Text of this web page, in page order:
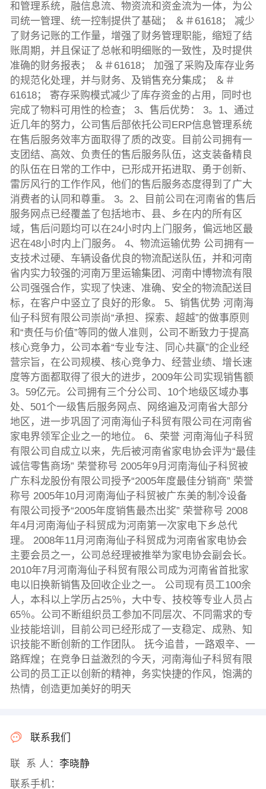
和管理系统，融信息流、物资流和资金流为一体，为公
司统一管理、统一控制提供了基础； ＆＃61618； 减少
了财务记账的工作量，增强了财务管理职能，缩短了结
账周期，并且保证了总帐和明细账的一致性，及时提供
准确的财务报表； ＆＃61618； 加强了采购及库存业务
的规范化处理，并与财务、及销售充分集成； ＆＃
61618； 寄存采购模式减少了库存资金的占用，同时也
完成了物料可用性的检查； 3、售后优势： 3。1、通过
近几年的努力，公司售后部依托公司ERP信息管理系统
在售后服务效率方面取得了质的改变。目前公司拥有一
支团结、高效、负责任的售后服务队伍，这支装备精良
的队伍在日常的工作中，已形成开拓进取、勇于创新、
雷厉风行的工作作风，他们的售后服务态度得到了广大
消费者的认同和尊重。 3。2、目前公司在河南省的售后
服务网点已经覆盖了包括地市、县、乡在内的所有区
域，售后问题均可以在24小时内上门服务，偏远地区最
迟在48小时内上门服务。 4、物流运输优势 公司拥有一
支技术过硬、车辆设备优良的物流配送队伍，并和河南
省内实力较强的河南万里运输集团、河南中博物流有限
公司强强合作，实现了快速、准确、安全的物流配送目
标，在客户中竖立了良好的形象。 5、销售优势 河南海
仙子科贸有限公司崇尚“承担、探索、超越”的做事原则
和“责任与价值”等同的做人准则，公司不断致力于提高
核心竞争力，公司本着“专业专注、同心共赢”的企业经
营宗旨，在公司规模、核心竞争力、经营业绩、增长速
度等方面都取得了很大的进步，2009年公司实现销售额
3。59亿元。公司拥有三个分公司、10个地级区域办事
处、501个一级售后服务网点、网络遍及河南省大部分
地区，进一步巩固了河南海仙子科贸有限公司在河南省
家电界领军企业之一的地位。 6、荣誉 河南海仙子科贸
有限公司自成立以来，先后被河南省家电协会评为“最佳
诚信零售商场” 荣誉称号 2005年9月河南海仙子科贸被
广东科龙股份有限公司授予“2005年度最佳分销商” 荣誉
称号 2005年10月河南海仙子科贸被广东美的制冷设备
有限公司授予“2005年度销售最杰出奖” 荣誉称号 2008
年4月河南海仙子科贸成为河南第一次家电下乡总代
理。 2008年11月河南海仙子科贸成为河南省家电协会
主要会员之一，公司总经理被推举为家电协会副会长。
2010年7月河南海仙子科贸有限公司成为河南省首批家
电以旧换新销售及回收企业之一。 公司现有员工100余
人，本科以上学历占25％，大中专、技校等专业人员占
65％。公司不断组织员工参加不同层次、不同需求的专
业技能培训，目前公司已经形成了一支稳定、成熟、知
识技能不断创新的工作团队。 抚今追昔，一路艰辛、一
路辉煌；在竞争日益激烈的今天，河南海仙子科贸有限
公司的员工正以创新的精神，务实快捷的作风，饱满的
热情，创造更加美好的明天
联系我们
联 系 人： 李晓静
联系手机：